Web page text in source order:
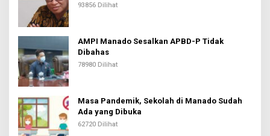
93856 Dilihat
AMPI Manado Sesalkan APBD-P Tidak
Dibahas
78980 Dilihat
Masa Pandemik, Sekolah di Manado Sudah
Ada yang Dibuka
62720 Dilihat